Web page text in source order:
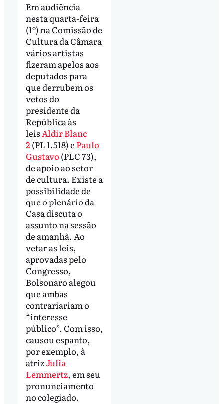
Em audiência
nesta quarta-feira
(1º) na Comissão de
Cultura da Câmara
vários artistas
fizeram apelos aos
deputados para
que derrubem os
vetos do
presidente da
República às
leisAldir Blanc
2 (PL 1.518) e Paulo
Gustavo (PLC 73),
de apoio ao setor
de cultura. Existe a
possibilidade de
que o plenário da
Casa discuta o
assunto na sessão
de amanhã. Ao
vetar as leis,
aprovadas pelo
Congresso,
Bolsonaro alegou
que ambas
contrariariam o
“interesse
público”. Com isso,
causou espanto,
por exemplo, à
atrizJulia
Lemmertz, em seu
pronunciamento
no colegiado.